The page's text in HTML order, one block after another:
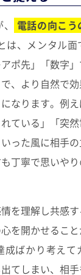
電話の向こう
は、メンタル
ポ先」「数字
、より自然で
なります。例
ている」「突
った風に相手
丁寧で思いや
を理解し共感
を開かせるこ
成ばかり考えて
てしまい、相